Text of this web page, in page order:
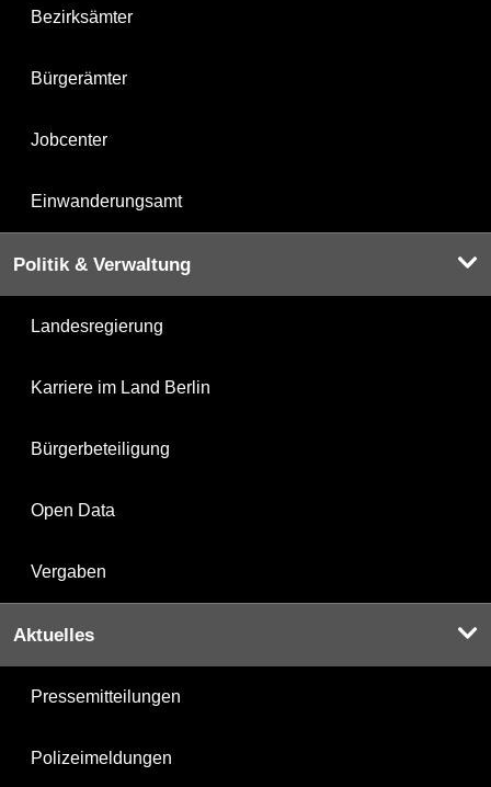
Bezirksämter
Bürgerämter
Jobcenter
Einwanderungsamt
Politik & Verwaltung
Landesregierung
Karriere im Land Berlin
Bürgerbeteiligung
Open Data
Vergaben
Aktuelles
Pressemitteilungen
Polizeimeldungen